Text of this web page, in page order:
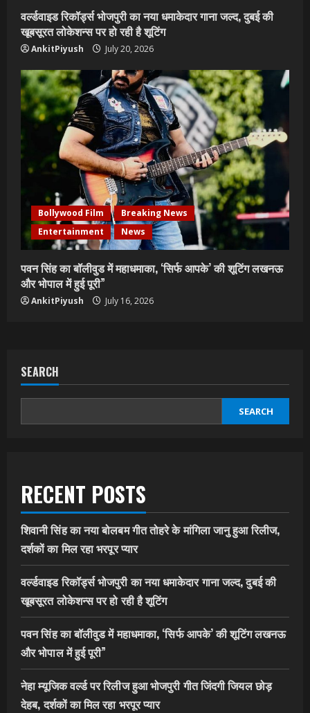
वर्ल्डवाइड रिकॉर्ड्स भोजपुरी का नया धमाकेदार गाना जल्द, दुबई की
खूबसूरत लोकेशन्स पर हो रही है शूटिंग
AnkitPiyush July 20, 2026
Bollywood Film
Breaking News
Entertainment
News
पवन सिंह का बॉलीवुड में महाधमाका, ‘सिर्फ आपके’ की शूटिंग लखनऊ
और भोपाल में हुई पूरी”
AnkitPiyush July 16, 2026
SEARCH
SEARCH
RECENT POSTS
शिवानी सिंह का नया बोलबम गीत तोहरे के मांगिला जानु हुआ रिलीज,
दर्शकों का मिल रहा भरपूर प्यार
वर्ल्डवाइड रिकॉर्ड्स भोजपुरी का नया धमाकेदार गाना जल्द, दुबई की
खूबसूरत लोकेशन्स पर हो रही है शूटिंग
पवन सिंह का बॉलीवुड में महाधमाका, ‘सिर्फ आपके’ की शूटिंग लखनऊ
और भोपाल में हुई पूरी”
नेहा म्यूजिक वर्ल्ड पर रिलीज हुआ भोजपुरी गीत जिंदगी जियल छोड़
देहब, दर्शकों का मिल रहा भरपूर प्यार